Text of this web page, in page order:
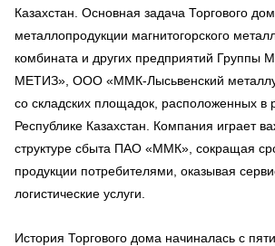
Казахстан. Основная задача Торгового
металлопродукции магнитогорского
комбината и других предприятий
МЕТИЗ», ООО «ММК-Лысьвенский
со складских площадок, расположенных в
Республике Казахстан. Компания играет
структуре сбыта ПАО «ММК», сокращая
продукции потребителями, оказывая
логистические услуги.
История Торгового дома начиналась с